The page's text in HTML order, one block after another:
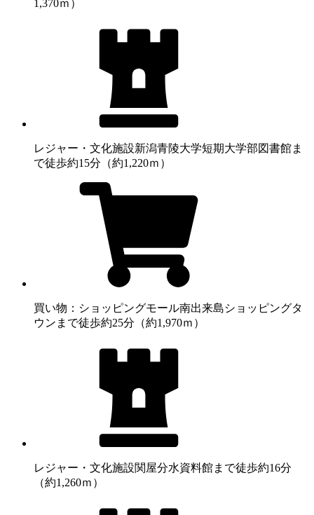
1,370ｍ）
レジャー・文化施設新潟青陵大学短期大学部図書館ま
で徒歩約15分（約1,220ｍ）
買い物：ショッピングモール南出来島ショッピングタ
ウンまで徒歩約25分（約1,970ｍ）
レジャー・文化施設関屋分水資料館まで徒歩約16分
（約1,260ｍ）